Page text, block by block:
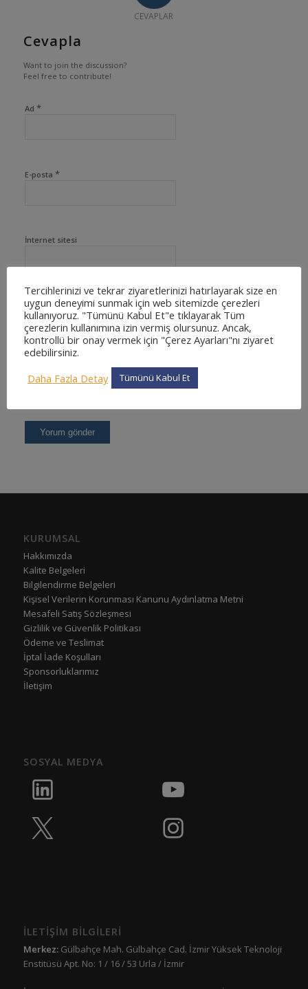
CEVAPLAR
Cevapla
Want to join the discussion?
Feel free to contribute!
Ad *
E-posta *
İnternet sitesi
KURUMSAL
Hakkımızda
Kalite Belgeleri
Bilgilendirme Belgeleri
Kişisel Verilerin Korunması Kanunu Aydınlatma Metni
Mesafeli Satış Sözleşmesi
Gizlilik ve Güvenlik Politikası
Ödeme ve Teslimat
İptal İade Koşulları
Sponsorluklarımız
İletişim
SOSYAL MEDYA
İLETİŞİM BİLGİLERİ
Merkez:Gülbahçe Mah. Gülbahçe Cad. İzmir Yüksek Teknoloji
Enstitüsü Apt. No: 1 / 16 / 53 Urla / İzmir
Tercihlerinizi ve tekrar ziyaretlerinizi hatırlayarak size en
uygun deneyimi sunmak için web sitemizde çerezleri
kullanıyoruz. "Tümünü Kabul Et"e tıklayarak Tüm
çerezlerin kullanımına izin vermiş olursunuz. Ancak,
kontrollü bir onay vermek için "Çerez Ayarları"nı ziyaret
edebilirsiniz.
Daha Fazla Detay
Tümünü Kabul Et